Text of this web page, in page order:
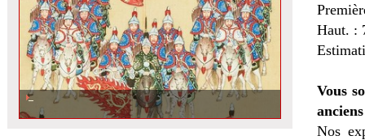
Haut. :
Vous
Nos